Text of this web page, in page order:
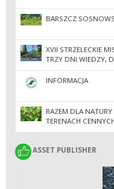
BARSZCZ
XVII STRZELECKIE
TRZY DNI WIEDZY,
INFORMACJA
RAZEM DLA
TERENACH
ASSET PUBLISHER
ASSET PUBLISHER